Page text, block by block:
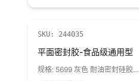
SKU: 244035
平面密封胶-食品级通用型
规格: 5699 灰色 耐油密封硅胶 1